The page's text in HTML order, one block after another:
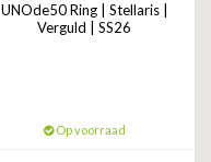
UNOde50 Ring | Stellaris |
Verguld | SS26
Op voorraad